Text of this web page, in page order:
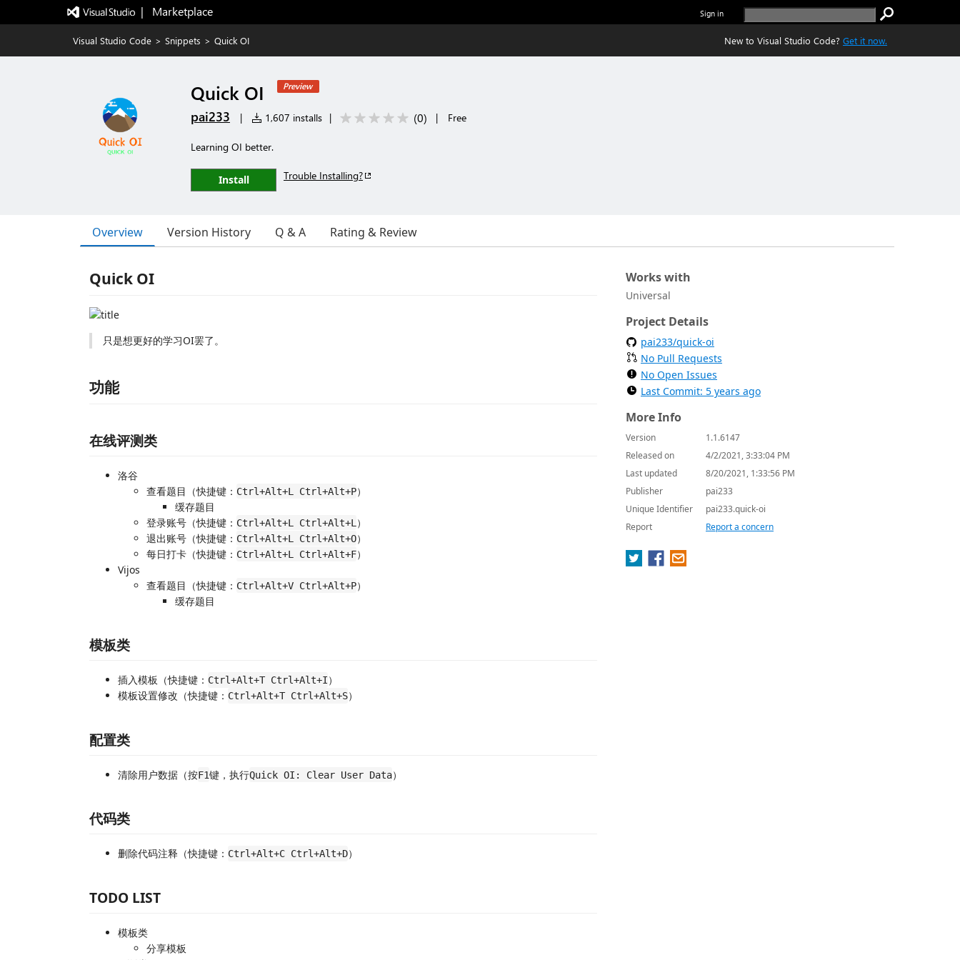
|   Marketplace Sign in
Visual Studio Code > Snippets > Quick OI New to Visual Studio Code? Get it now.
Quick OI Preview
pai233 | 1,607 installs | (0) | Free
Learning OI better.
Install Trouble Installing?
Overview Version History Q & A Rating & Review
Quick OI
只是想更好的学习OI罢了。
功能
在线评测类
洛谷
查看题目（快捷键： Ctrl+Alt+L Ctrl+Alt+P）
缓存题目
登录账号（快捷键： Ctrl+Alt+L Ctrl+Alt+L ）
退出账号（快捷键： Ctrl+Alt+L Ctrl+Alt+O）
每日打卡（快捷键： Ctrl+Alt+L Ctrl+Alt+F）
Vijos
查看题目（快捷键： Ctrl+Alt+V Ctrl+Alt+P）
缓存题目
模板类
插入模板（快捷键： Ctrl+Alt+T Ctrl+Alt+I）
模板设置修改（快捷键： Ctrl+Alt+T Ctrl+Alt+S）
配置类
清除用户数据（按F1键，执行Quick OI: Clear User Data）
代码类
删除代码注释（快捷键： Ctrl+Alt+C Ctrl+Alt+D）
TODO LIST
模板类
分享模板
Works with
Universal
Project Details
pai233/quick-oi
No Pull Requests
No Open Issues
Last Commit: 5 years ago
More Info
Version
1.1.6147
Released on
4/2/2021, 3:33:04 PM
Last updated
8/20/2021, 1:33:56 PM
Publisher
pai233
Unique Identifier
pai233.quick-oi
Report
Report a concern